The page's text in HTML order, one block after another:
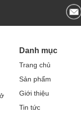
Danh mục
Trang chủ
Sản phẩm
Giới thiệu
Tin tức